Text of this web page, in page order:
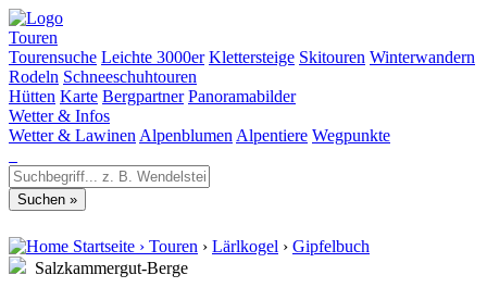
Touren
Tourensuche Leichte 3000er Klettersteige Skitouren Winterwandern
Rodeln Schneeschuhtouren
Hütten Karte Bergpartner Panoramabilder
Wetter & Infos
Wetter & Lawinen Alpenblumen Alpentiere Wegpunkte
Startseite › Touren › Lärlkogel › Gipfelbuch
Salzkammergut-Berge